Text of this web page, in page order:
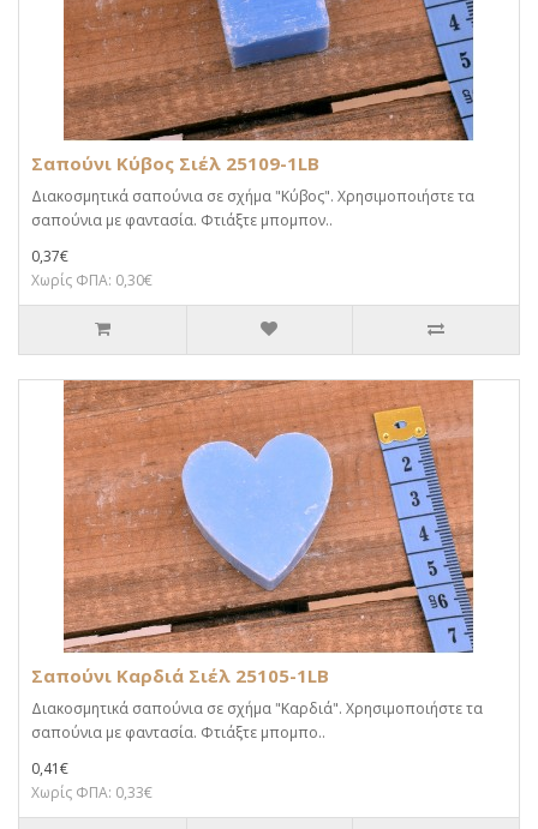
Σαπούνι Κύβος Σιέλ 25109-1LB
Διακοσμητικά σαπούνια σε σχήμα "Κύβος". Χρησιμοποιήστε τα
σαπούνια με φαντασία. Φτιάξτε μπομπον..
0,37€
Χωρίς ΦΠΑ: 0,30€
Σαπούνι Καρδιά Σιέλ 25105-1LB
Διακοσμητικά σαπούνια σε σχήμα "Καρδιά". Χρησιμοποιήστε τα
σαπούνια με φαντασία. Φτιάξτε μπομπο..
0,41€
Χωρίς ΦΠΑ: 0,33€